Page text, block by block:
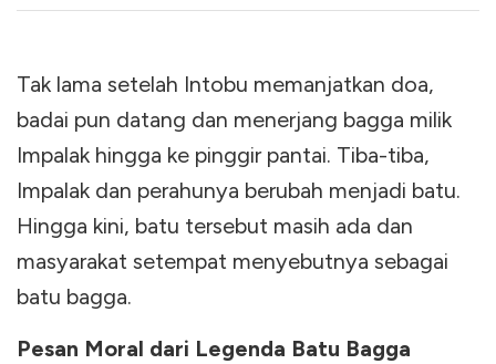
Tak lama setelah Intobu memanjatkan doa,
badai pun datang dan menerjang bagga milik
Impalak hingga ke pinggir pantai. Tiba-tiba,
Impalak dan perahunya berubah menjadi batu.
Hingga kini, batu tersebut masih ada dan
masyarakat setempat menyebutnya sebagai
batu bagga.
Pesan Moral dari Legenda Batu Bagga